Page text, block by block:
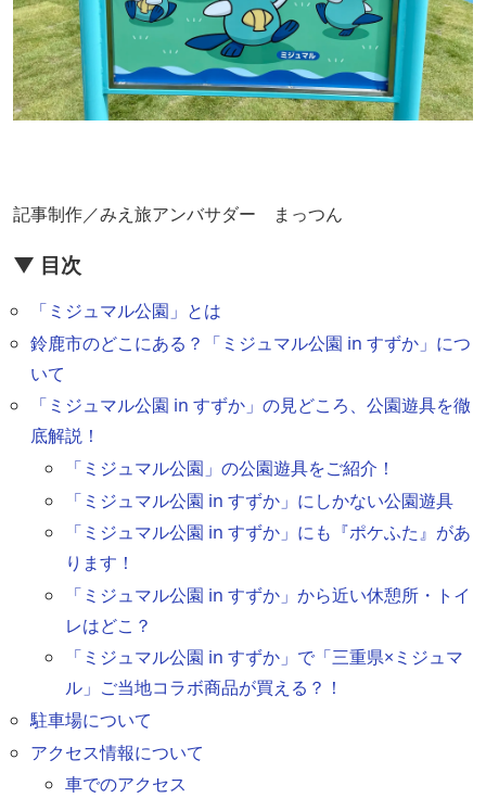
記事制作／みえ旅アンバサダー まっつん
▼ 目次
「ミジュマル公園」とは
鈴鹿市のどこにある？「ミジュマル公園 in すずか」につ
いて
「ミジュマル公園 in すずか」の見どころ、公園遊具を徹
底解説！
「ミジュマル公園」の公園遊具をご紹介！
「ミジュマル公園 in すずか」にしかない公園遊具
「ミジュマル公園 in すずか」にも『ポケふた』があ
ります！
「ミジュマル公園 in すずか」から近い休憩所・トイ
レはどこ？
「ミジュマル公園 in すずか」で「三重県×ミジュマ
ル」ご当地コラボ商品が買える？！
駐車場について
アクセス情報について
車でのアクセス